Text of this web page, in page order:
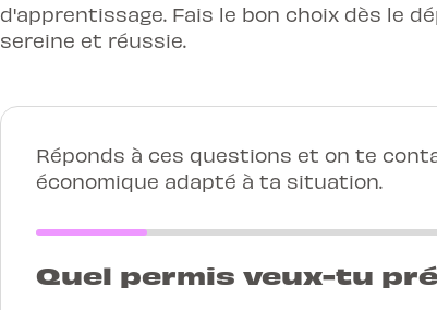
d'apprentissage. Fais le bon choix dès le
sereine et réussie.
Réponds à ces questions et on te
économique adapté à ta situation.
Quel permis veux-tu